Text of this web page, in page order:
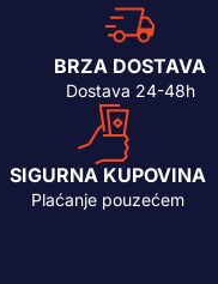
BRZA DOSTAVA
Dostava 24-48h
SIGURNA KUPOVINA
Plaćanje pouzećem